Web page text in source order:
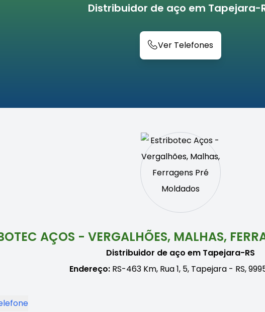
Distribuidor de aço em Tapejara-
Ver Telefones
AÇOS - VERGALHÕES, MALHAS,
Distribuidor de aço em Tapejara-RS
Endereço: RS-463 Km, Rua 1, 5, Tapejara - RS,